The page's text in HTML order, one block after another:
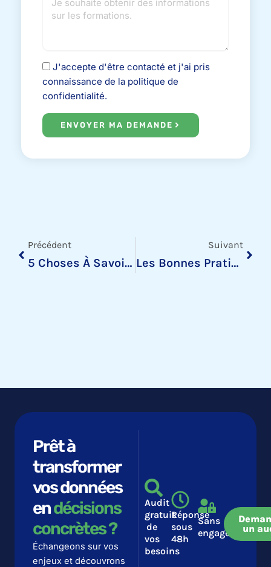
J'accepte d'être contacté et j'ai pris
connaissance de la politique de
confidentialité.
ENVOYER MA DEMANDE
Précédent
5 Choses À Savoir Sur L\’architecture Qlik Sense
Suivant
Les Bonnes Pratiques Design De Data Visualisation
Prêt à
transformer
vos données
endécisions
concrètes ?​​
Échangeons sur vos
enjeux et découvrons
Audit
gratuit
de
vos
besoins
Réponse
sous
48h
Sans
engagement
un